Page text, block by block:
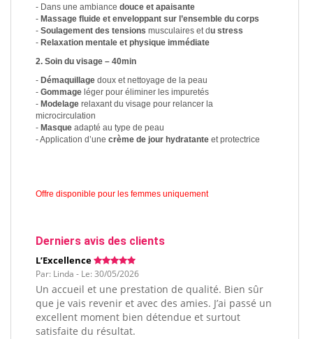
- Dans une ambiance douce et apaisante
- Massage fluide et enveloppant sur l’ensemble du corps
- Soulagement des tensions musculaires et du stress
- Relaxation mentale et physique immédiate
2. Soin du visage – 40min
- Démaquillage doux et nettoyage de la peau
- Gommage léger pour éliminer les impuretés
- Modelage relaxant du visage pour relancer la
microcirculation
- Masque adapté au type de peau
- Application d’une crème de jour hydratante et protectrice
Offre disponible pour les femmes uniquement
Derniers avis des clients
L’Excellence
Par: Linda - Le: 30/05/2026
Un accueil et une prestation de qualité. Bien sûr
que je vais revenir et avec des amies. J’ai passé un
excellent moment bien détendue et surtout
satisfaite du résultat.